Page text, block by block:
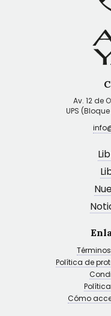
Av. 12 de
UPS
Política de
Cómo